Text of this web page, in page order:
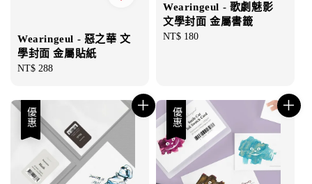
Wearingeul - 惡之華 文
學封面 金屬貼紙
Regular
NT$ 288
Wearingeul - 歌劇魅影
文學封面 金屬書籤
Regular
NT$ 180
優惠 優惠